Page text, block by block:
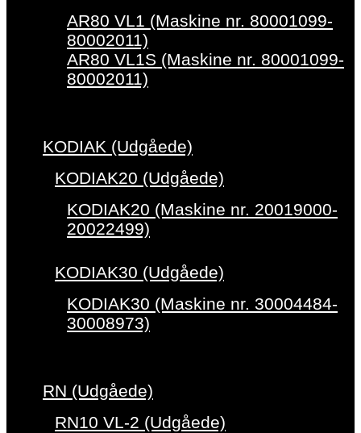
AR80 VL1 (Maskine nr. 80001099-
80002011)
AR80 VL1S (Maskine nr. 80001099-
80002011)
KODIAK (Udgåede)
KODIAK20 (Udgåede)
KODIAK20 (Maskine nr. 20019000-
20022499)
KODIAK30 (Udgåede)
KODIAK30 (Maskine nr. 30004484-
30008973)
RN (Udgåede)
RN10 VL-2 (Udgåede)